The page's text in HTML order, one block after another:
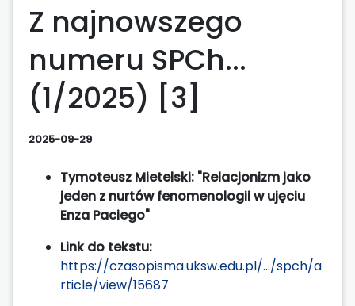
Z najnowszego
numeru SPCh...
(1/2025) [3]
2025-09-29
Tymoteusz Mietelski: "Relacjonizm jako
jeden z nurtów fenomenologii w ujęciu
Enza Paciego"
Link do tekstu:
https://czasopisma.uksw.edu.pl/.../spch/a
rticle/view/15687